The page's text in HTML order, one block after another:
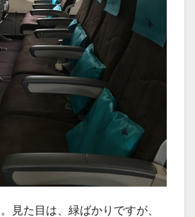
見た目は、緑ばかりですが、